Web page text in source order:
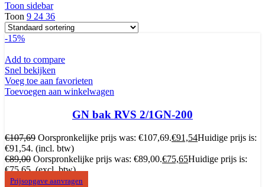
Toon sidebar
Toon 9 24 36
-15%
Add to compare
Snel bekijken
Voeg toe aan favorieten
Toevoegen aan winkelwagen
GN bak RVS 2/1GN-200
€107,69 Oorspronkelijke prijs was: €107,69.€91,54Huidige prijs is:
€91,54. (incl. btw)
€89,00 Oorspronkelijke prijs was: €89,00.€75,65Huidige prijs is:
€75,65. (excl. btw)
Prijsopgave aanvragen